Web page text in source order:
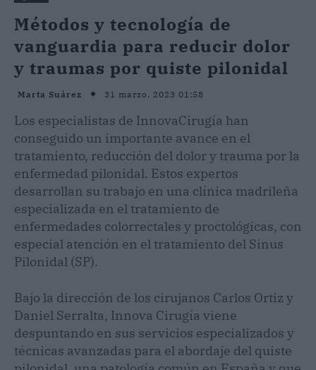
Métodos y tecnología de
vanguardia para reducir dolor
y traumas por quiste pilonidal
Marta Suárez 31 marzo, 2023 01:58
Los especialistas de InnovaCirugía han
conseguido un importante avance en el
tratamiento, reducción del dolor y trauma por la
enfermedad pilonidal. Estos expertos
desarrollan su trabajo en una clínica madrileña
especializada en el tratamiento de
enfermedades colorrectales y proctológicas, con
especial atención en el tratamiento del Sinus
Pilonidal (SP).
Bajo la dirección de los cirujanos Carlos Ortiz y
Daniel Serralta, Innova Cirugía viene
despuntando en sus servicios especializados y
técnicas avanzadas para el abordaje del quiste